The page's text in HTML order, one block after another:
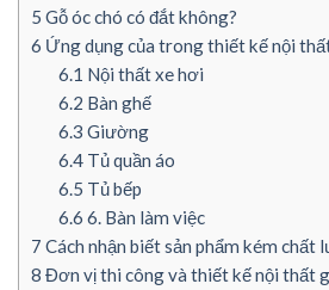
5 Gỗ óc chó có đắt không?
6 Ứng dụng của trong thiết kế nội
6.1 Nội thất xe hơi
6.2 Bàn ghế
6.3 Giường
6.4Tủ quần áo
6.5 Tủ bếp
6.6 6. Bàn làm việc
7 Cách nhận biết sản phẩm kém chất
8 Đơn vị thi công và thiết kế nội thất